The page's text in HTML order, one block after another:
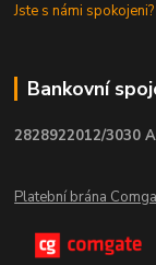
Jste s námi
Bankovní
2828922012/3030
Platební brána